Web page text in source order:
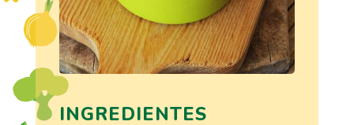
INGREDIENTES